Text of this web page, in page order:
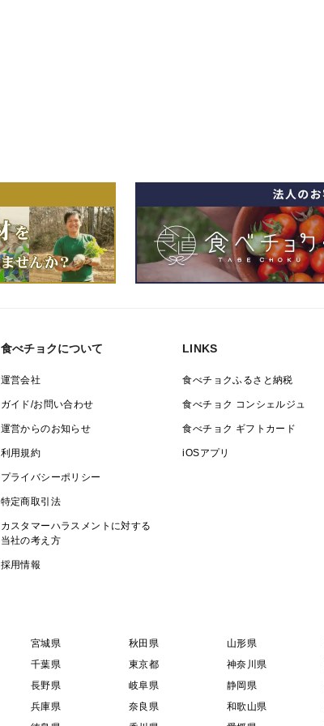
食べチョクについて
運営会社
ガイド/お問い合わせ
運営からのお知らせ
利用規約
プライバシーポリシー
特定商取引法
カスタマーハラスメントに対する
当社の考え方
採用情報
LINKS
食べチョクふるさと納税
食べチョク コンシェルジュ
食べチョク ギフトカード
iOSアプリ
宮城県 秋田県 山形県
千葉県 東京都 神奈川県
長野県 岐阜県 静岡県
兵庫県 奈良県 和歌山県